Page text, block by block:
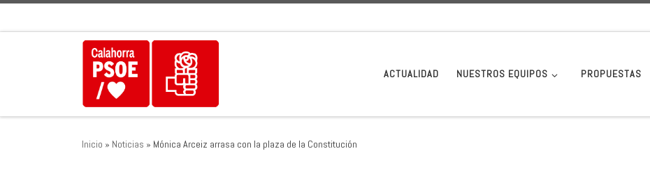
ACTUALIDAD NUESTROS EQUIPOS PROPUESTAS
Inicio » Noticias » Mónica Arceiz arrasa con la plaza de la Constitución